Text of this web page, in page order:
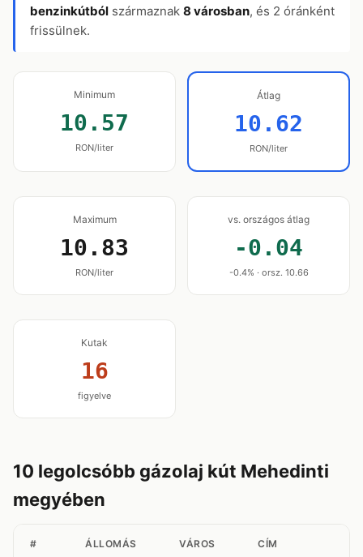
benzinkútból származnak 8 városban, és 2 óránként
frissülnek.
Minimum
10.57
RON/liter
Átlag
10.62
RON/liter
Maximum
10.83
RON/liter
vs. országos átlag
-0.04
-0.4% · orsz. 10.66
Kutak
16
figyelve
10 legolcsóbb gázolaj kút Mehedinti
megyében
# ÁLLOMÁS VÁROS CÍM